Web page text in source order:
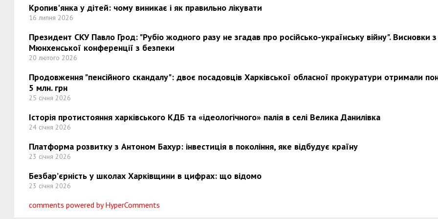
Кропив'янка у дітей: чому виникає і як правильно лікувати
16 липня 2026
Президент СКУ Павло Грод: "Рубіо жодного разу не згадав про російсько-українську війну". Висновки з
Мюнхенської конференції з безпеки
20 лютого 2026
Продовження "пенсійного скандалу": двоє посадовців Харківської обласної прокуратури отримали
5 млн. грн
25 січня 2026
Історія протистояння харківського КДБ та «ідеологічного» палія в селі Велика Данилівка
24 січня 2026
Платформа розвитку з Антоном Бахур: інвестиція в покоління, яке відбудує країну
23 січня 2026
Безбар’єрність у школах Харківщини в цифрах: що відомо
23 січня 2026
comments powered by HyperComments